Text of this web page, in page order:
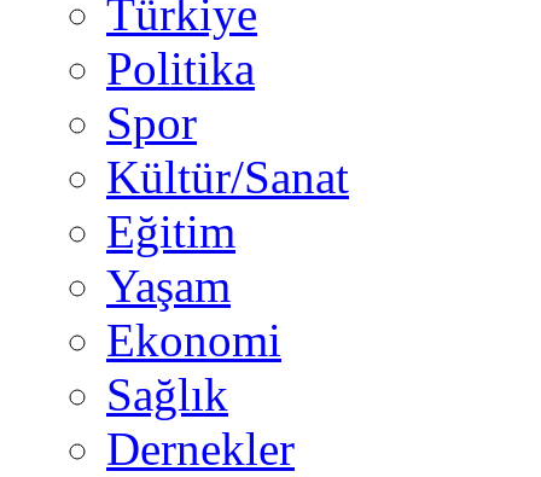
Türkiye
Politika
Spor
Kültür/Sanat
Eğitim
Yaşam
Ekonomi
Sağlık
Dernekler